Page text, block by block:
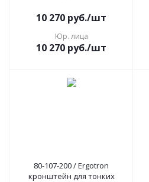
10 270 руб./шт
Юр. лица
10 270 руб./шт
80-107-200 / Ergotron
кронштейн для тонких